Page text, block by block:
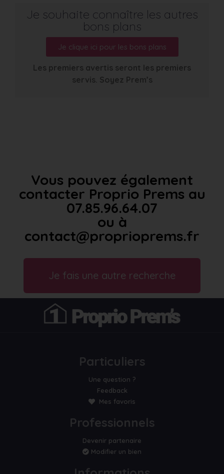
Je souhaite connaître les autres
bons plans
Je clique ici pour les bons plans
Les premiers avertis seront les premiers
servis. Soyez Prem’s
Vous pouvez également
contacter Proprio Prems au
07.85.96.64.07
ou à
contact@proprioprems.fr
Je fais une autre recherche
Particuliers
Une question ?
Feedback
Mes favoris
Professionnels
Devenir partenaire
Modifier un bien